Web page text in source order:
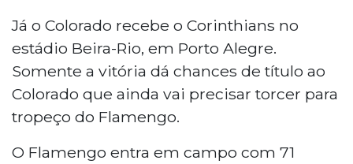
Já o Colorado recebe o Corinthians no
estádio Beira-Rio, em Porto Alegre.
Somente a vitória dá chances de título ao
Colorado que ainda vai precisar torcer para
tropeço do Flamengo.
O Flamengo entra em campo com 71